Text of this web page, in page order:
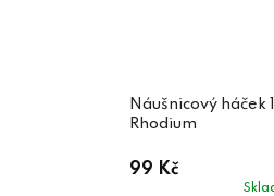
Náušnicový háček
Rhodium
99 Kč